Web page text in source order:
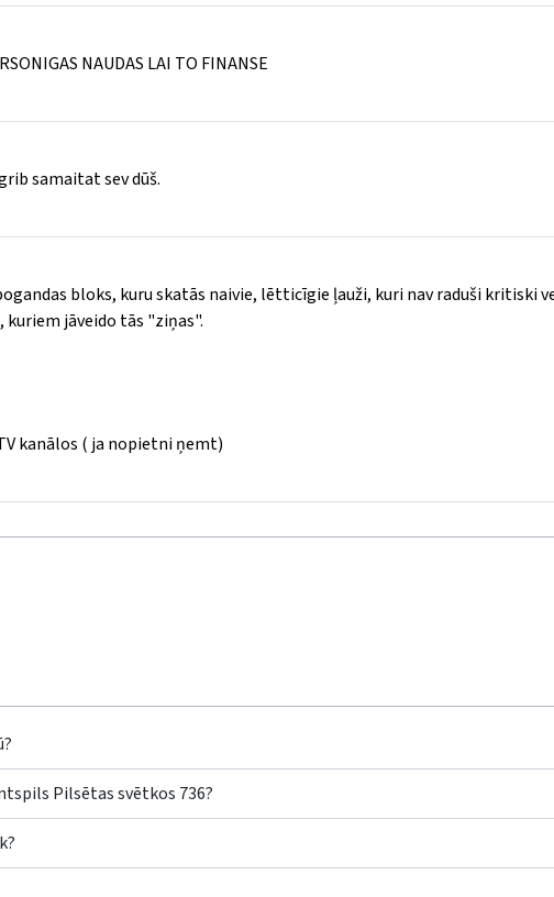
NAUDAS LAI TO FINANSE
samaitat sev dūš.
bloks, kuru skatās naivie, lētticīgie ļauži, kuri nav raduši kritiski
jāveido tās "ziņas".
kanālos ( ja nopietni ņemt)
Pilsētas svētkos 736?